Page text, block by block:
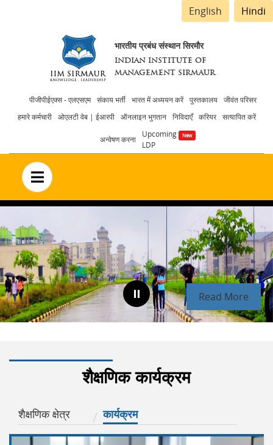
English Hindi
भारतीय प्रबंध संस्थान सिरमौर
INDIAN INSTITUTE OF
MANAGEMENT SIRMAUR
Header
menu
पीजीपीईएक्स - एलएसएम संकाय भर्ती भारत में अध्ययन करें पुस्तकालय
जीवंत परिसर
हमारे कर्मचारी
ओएलटी वेब | ईआरपी ऑनलाइन भुगतान निविदाएँ करियर सत्यापित करें
अन्वेषण करना
Upcoming
LDP
no text
Read More
शैक्षणिक कार्यक्रम
शैक्षणिक क्षेत्र कार्यक्रम